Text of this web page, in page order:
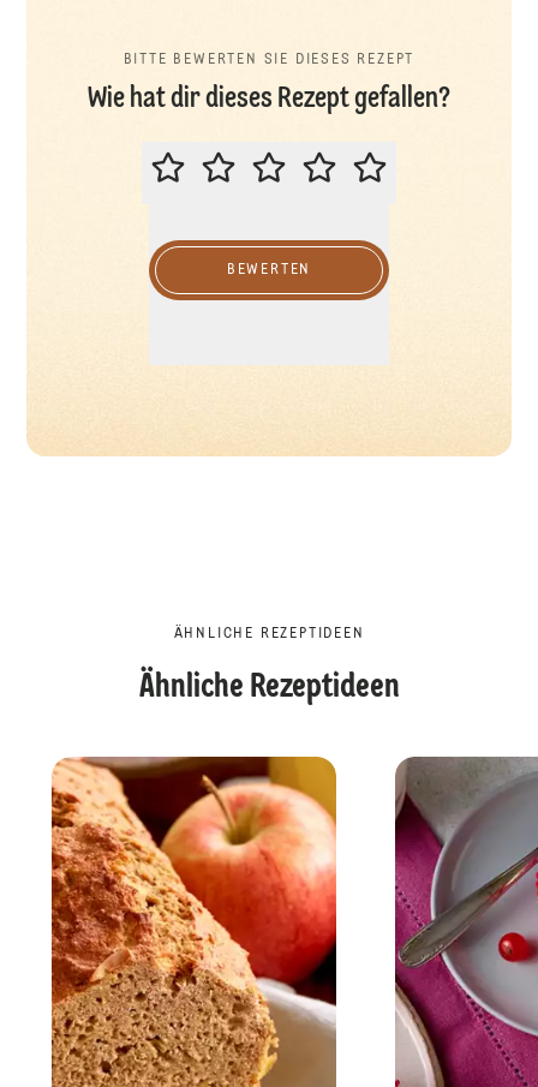
BITTE BEWERTEN SIE DIESES REZEPT
Wie hat dir dieses Rezept gefallen?
BITTE BEWERTEN SIE DIESES
BEWERTEN
ÄHNLICHE REZEPTIDEEN
Ähnliche Rezeptideen